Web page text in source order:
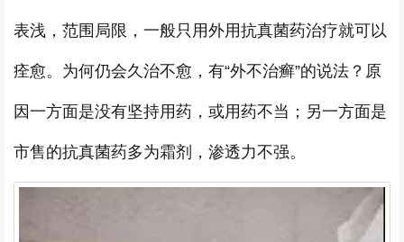
表浅，范围局限，一般只用外用抗真菌药治疗就可以
痊愈。为何仍会久治不愈，有“外不治癣”的说法？原
因一方面是没有坚持用药，或用药不当；另一方面是
市售的抗真菌药多为霜剂，渗透力不强。